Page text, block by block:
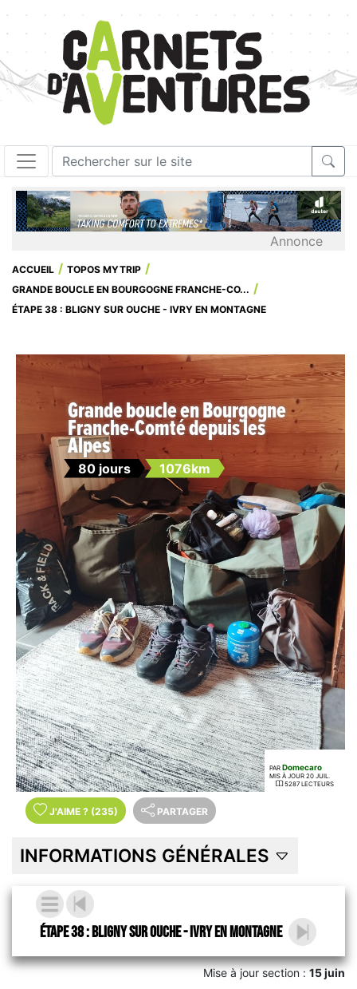
Annonce
ACCUEIL
TOPOS MYTRIP
GRANDE BOUCLE EN BOURGOGNE FRANCHE-CO...
ÉTAPE 38 : BLIGNY SUR OUCHE - IVRY EN MONTAGNE
Grande boucle en Bourgogne
Franche-Comté depuis les
Alpes
80 jours 1076km
PAR Domecaro
MIS À JOUR 20 JUIL.
5287 LECTEURS
J'AIME ? (235) PARTAGER
INFORMATIONS GÉNÉRALES
Étape 38 : Bligny sur Ouche - Ivry en Montagne
Mise à jour section :15 juin